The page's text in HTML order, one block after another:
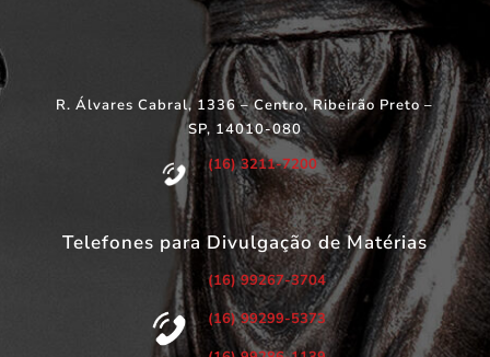
R. Álvares Cabral, 1336 – Centro, Ribeirão Preto –
SP, 14010-080
(16) 3211-7200
Telefones para Divulgação de Matérias
(16) 99267-3704
(16) 99299-5373